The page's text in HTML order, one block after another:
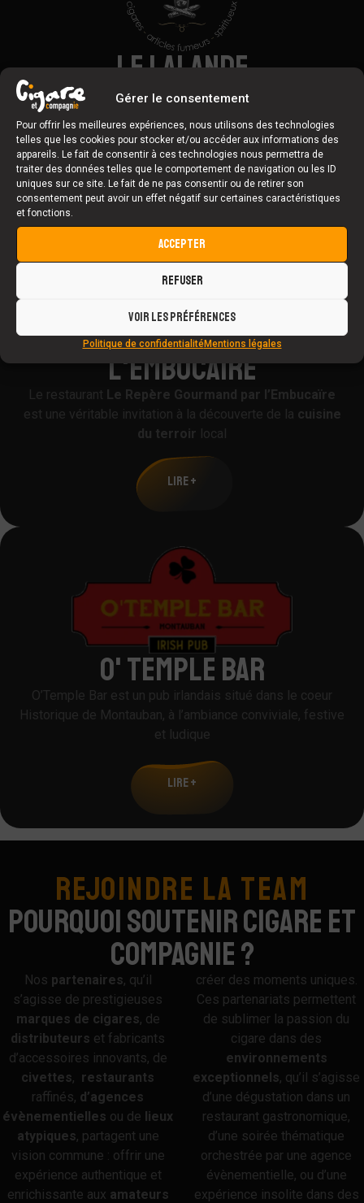
Gérer le consentement
Pour offrir les meilleures expériences, nous utilisons des technologies
telles que les cookies pour stocker et/ou accéder aux informations des
appareils. Le fait de consentir à ces technologies nous permettra de
traiter des données telles que le comportement de navigation ou les ID
uniques sur ce site. Le fait de ne pas consentir ou de retirer son
consentement peut avoir un effet négatif sur certaines caractéristiques
et fonctions.
ACCEPTER
REFUSER
VOIR LES PRÉFÉRENCES
Politique de confidentialitéMentions légales
LE LALANDE
Basé au 200 Boulevard Vincent Auriol à Montauban, ce
débit de tabac propose le plus grand choix de vitoles de
la région
LIRE +
L'EMBUCAIRE
Le restaurant Le Repère Gourmand par l’Embucaïre
est une véritable invitation à la découverte de la cuisine
du terroir local
LIRE +
O' TEMPLE BAR
O’Temple Bar est un pub irlandais situé dans le coeur
Historique de Montauban, à l’ambiance conviviale, festive
et ludique
LIRE +
REJOINDRE LA TEAM
POURQUOI SOUTENIR CIGARE ET
COMPAGNIE ?
Nos partenaires, qu’il
s’agisse de prestigieuses
marques de cigares, de
distributeurs et fabricants
d’accessoires innovants, de
civettes, restaurants
raffinés, d’agences
évènementielles ou de lieux
atypiques, partagent une
vision commune : offrir une
expérience authentique et
enrichissante aux amateurs
créer des moments uniques.
Ces partenariats permettent
de sublimer la passion du
cigare dans des
environnements
exceptionnels, qu’il s’agisse
d’une dégustation dans un
restaurant gastronomique,
d’une soirée thématique
orchestrée par une agence
évènementielle, ou d’une
expérience insolite dans des